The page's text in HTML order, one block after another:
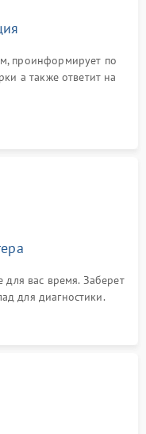
проинформирует по
а также ответит на
вас время. Заберет
для диагностики.